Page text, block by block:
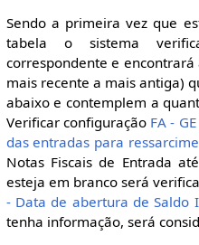
Sendo a primeira vez que
tabela o sistema
correspondente e encontrará
mais recente a mais antiga)
abaixo e contemplem a
Verificar configuração FA -
das entradas para
Notas Fiscais de Entrada
esteja em branco será
- Data de abertura de Saldo
tenha informação, será